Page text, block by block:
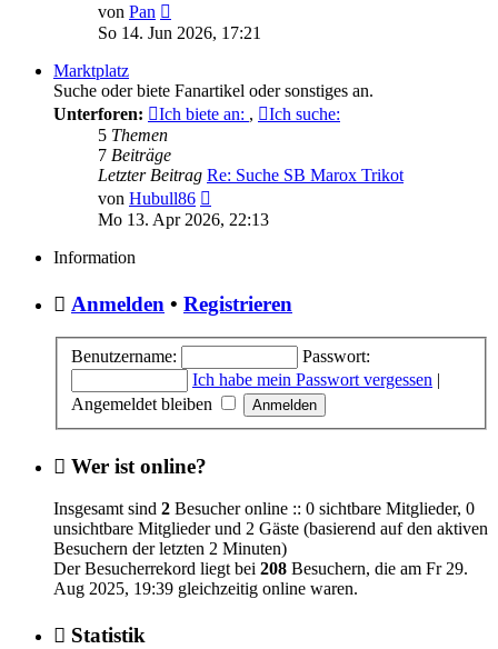
von Pan
Beitrag
So 14. Jun 2026, 17:21
Marktplatz
Suche oder biete Fanartikel oder sonstiges an.
Unterforen:
Ich biete an: ,
Ich suche:
5 Themen
7 Beiträge
Letzter Beitrag Re: Suche SB Marox Trikot
von Hubull86
Beitrag
Mo 13. Apr 2026, 22:13
Information
Anmelden • Registrieren
Benutzername:
Passwort:
Ich habe mein Passwort vergessen |
Angemeldet bleiben
Wer ist online?
Insgesamt sind 2 Besucher online :: 0 sichtbare Mitglieder, 0
unsichtbare Mitglieder und 2 Gäste (basierend auf den aktiven
Besuchern der letzten 2 Minuten)
Der Besucherrekord liegt bei 208 Besuchern, die am Fr 29.
Aug 2025, 19:39 gleichzeitig online waren.
Statistik